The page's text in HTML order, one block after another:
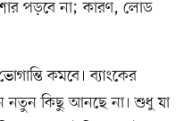
পড়বে না; কারণ, লোড
কমবে। ব্যাংকের
নতুন কিছু আনছে না। শুধু যা